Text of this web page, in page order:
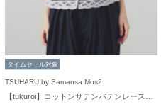
タイムセール対象
TSUHARU by Samansa Mos2